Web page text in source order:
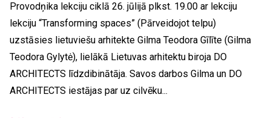
Provodņika lekciju ciklā 26. jūlijā plkst. 19.00 ar lekciju
lekciju “Transforming spaces” (Pārveidojot telpu)
uzstāsies lietuviešu arhitekte Gilma Teodora Gīlīte (Gilma
Teodora Gylytė), lielākā Lietuvas arhitektu biroja DO
ARCHITECTS līdzdibinātāja. Savos darbos Gilma un DO
ARCHITECTS iestājas par uz cilvēku...